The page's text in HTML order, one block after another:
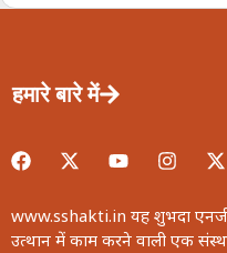
हमारे बारे में
www.sshakti.in यह शुभदा
उत्थान में काम करने वाली एक संस्था